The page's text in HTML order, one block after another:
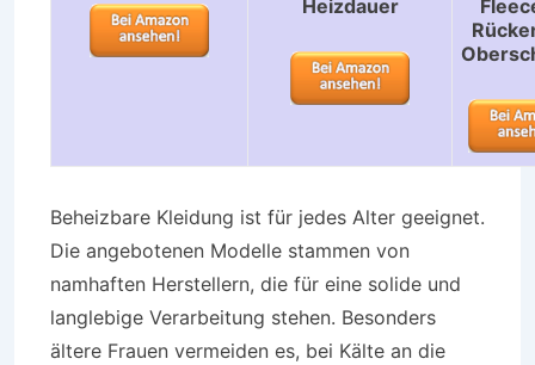
Heizdauer
Beheizbare Kleidung ist für jedes Alter geeignet.
Die angebotenen Modelle stammen von
namhaften Herstellern, die für eine solide und
langlebige Verarbeitung stehen. Besonders
ältere Frauen vermeiden es, bei Kälte an die